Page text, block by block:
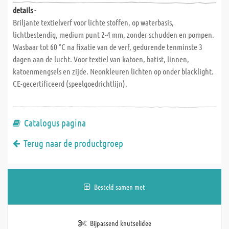
details -
Briljante textielverf voor lichte stoffen, op waterbasis,
lichtbestendig, medium punt 2-4 mm, zonder schudden en pompen.
Wasbaar tot 60 °C na fixatie van de verf, gedurende tenminste 3
dagen aan de lucht. Voor textiel van katoen, batist, linnen,
katoenmengsels en zijde. Neonkleuren lichten op onder blacklight.
CE-gecertificeerd (speelgoedrichtlijn).
Catalogus pagina
Terug naar de productgroep
Besteld samen met
Bijpassend knutselidee